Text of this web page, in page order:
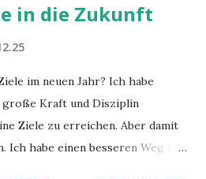
in die Zukunft
im neuen Jahr? Ich habe
große Kraft und Disziplin
Ziele zu erreichen. Aber damit
habe einen besseren Weg in